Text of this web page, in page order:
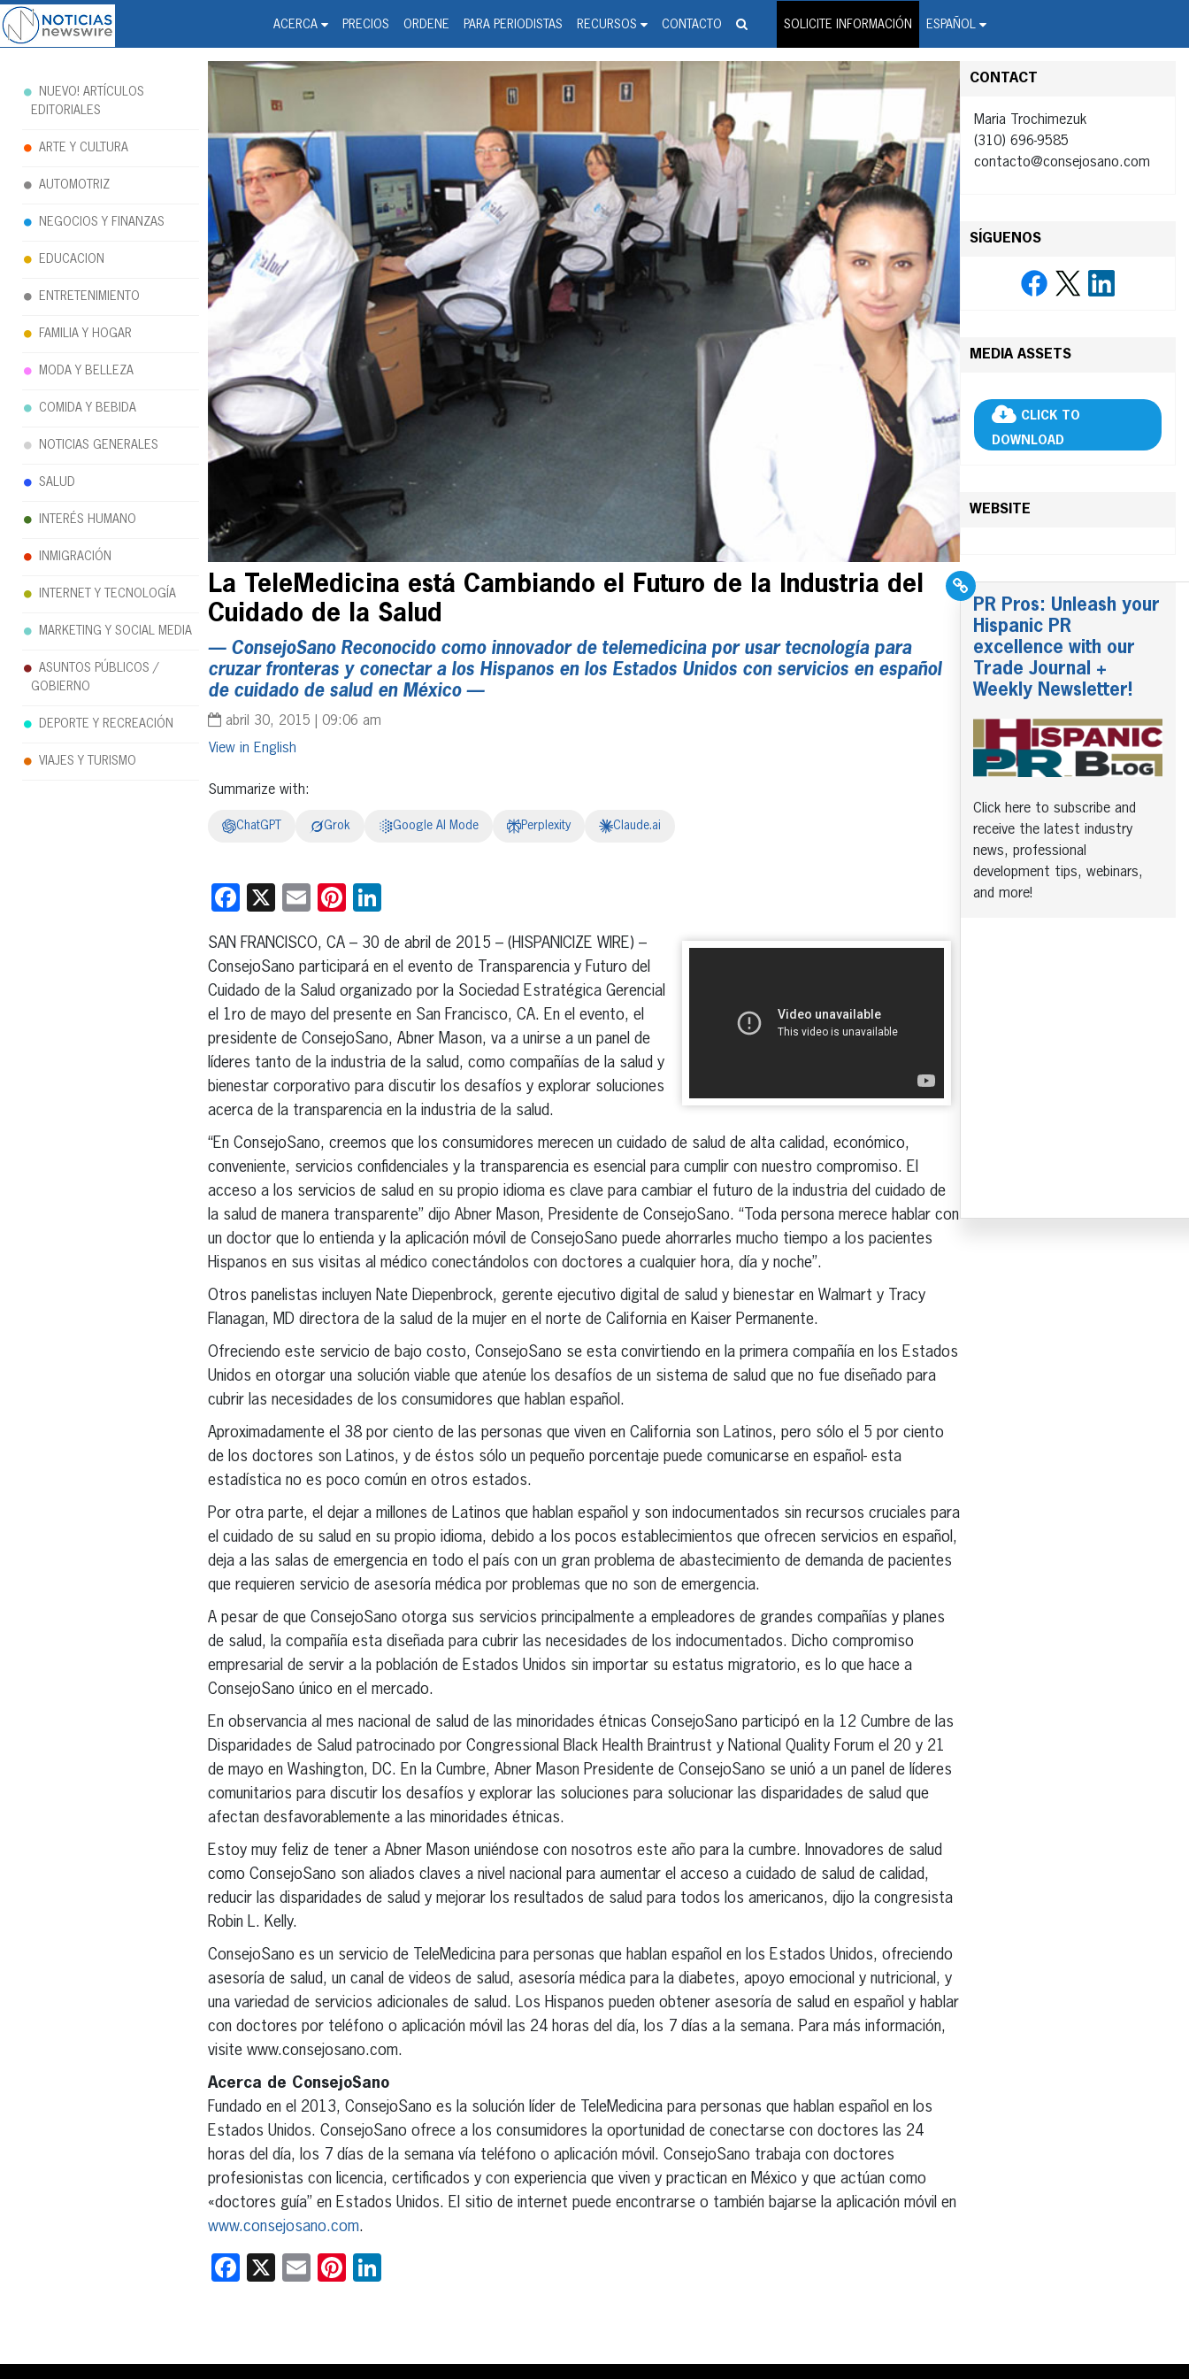
ACERCA PRECIOS ORDENE PARA PERIODISTAS RECURSOS CONTACTO SOLICITE INFORMACIÓN ESPAÑOL
Noticias Newswire - Hispanic Press Release Distribution Wire Service
La TeleMedicina está Cambiando el Futuro de la Industria del
Cuidado de la Salud
— ConsejoSano Reconocido como innovador de telemedicina por usar tecnología para
cruzar fronteras y conectar a los Hispanos en los Estados Unidos con servicios en español
de cuidado de salud en México —
abril 30, 2015 | 09:06 am
English
Summarize with:
ChatGPT Grok Google AI Mode Perplexity Claude.ai
Facebook
X EmailPinterest
SAN FRANCISCO, CA – 30 de abril de 2015 – (HISPANICIZE WIRE) –
ConsejoSano participará en el evento de Transparencia y Futuro del
Cuidado de la Salud organizado por la Sociedad Estratégica Gerencial
el 1ro de mayo del presente en San Francisco, CA. En el evento, el
presidente de ConsejoSano, Abner Mason, va a unirse a un panel de
líderes tanto de la industria de la salud, como compañías de la salud y
bienestar corporativo para discutir los desafíos y explorar soluciones
acerca de la transparencia en la industria de la salud.
“En ConsejoSano, creemos que los consumidores merecen un cuidado de salud de alta calidad, económico,
conveniente, servicios confidenciales y la transparencia es esencial para cumplir con nuestro compromiso. El
acceso a los servicios de salud en su propio idioma es clave para cambiar el futuro de la industria del cuidado de
la salud de manera transparente” dijo Abner Mason, Presidente de ConsejoSano. “Toda persona merece hablar con
un doctor que lo entienda y la aplicación móvil de ConsejoSano puede ahorrarles mucho tiempo a los pacientes
Hispanos en sus visitas al médico conectándolos con doctores a cualquier hora, día y noche”.
Otros panelistas incluyen Nate Diepenbrock, gerente ejecutivo digital de salud y bienestar en Walmart y Tracy
Flanagan, MD directora de la salud de la mujer en el norte de California en Kaiser Permanente.
Ofreciendo este servicio de bajo costo, ConsejoSano se esta convirtiendo en la primera compañía en los Estados
Unidos en otorgar una solución viable que atenúe los desafíos de un sistema de salud que no fue diseñado para
cubrir las necesidades de los consumidores que hablan español.
Aproximadamente el 38 por ciento de las personas que viven en California son Latinos, pero sólo el 5 por ciento
de los doctores son Latinos, y de éstos sólo un pequeño porcentaje puede comunicarse en español- esta
estadística no es poco común en otros estados.
Por otra parte, el dejar a millones de Latinos que hablan español y son indocumentados sin recursos cruciales para
el cuidado de su salud en su propio idioma, debido a los pocos establecimientos que ofrecen servicios en español,
deja a las salas de emergencia en todo el país con un gran problema de abastecimiento de demanda de pacientes
que requieren servicio de asesoría médica por problemas que no son de emergencia.
A pesar de que ConsejoSano otorga sus servicios principalmente a empleadores de grandes compañías y planes
de salud, la compañía esta diseñada para cubrir las necesidades de los indocumentados. Dicho compromiso
empresarial de servir a la población de Estados Unidos sin importar su estatus migratorio, es lo que hace a
ConsejoSano único en el mercado.
En observancia al mes nacional de salud de las minoridades étnicas ConsejoSano participó en la 12 Cumbre de las
Disparidades de Salud patrocinado por Congressional Black Health Braintrust y National Quality Forum el 20 y 21
de mayo en Washington, DC. En la Cumbre, Abner Mason Presidente de ConsejoSano se unió a un panel de líderes
comunitarios para discutir los desafíos y explorar las soluciones para solucionar las disparidades de salud que
afectan desfavorablemente a las minoridades étnicas.
Estoy muy feliz de tener a Abner Mason uniéndose con nosotros este año para la cumbre. Innovadores de salud
como ConsejoSano son aliados claves a nivel nacional para aumentar el acceso a cuidado de salud de calidad,
reducir las disparidades de salud y mejorar los resultados de salud para todos los americanos, dijo la congresista
Robin L. Kelly.
ConsejoSano es un servicio de TeleMedicina para personas que hablan español en los Estados Unidos, ofreciendo
asesoría de salud, un canal de videos de salud, asesoría médica para la diabetes, apoyo emocional y nutricional, y
una variedad de servicios adicionales de salud. Los Hispanos pueden obtener asesoría de salud en español y hablar
con doctores por teléfono o aplicación móvil las 24 horas del día, los 7 días a la semana. Para más información,
visite www.consejosano.com.
Acerca de ConsejoSano
Fundado en el 2013, ConsejoSano es la solución líder de TeleMedicina para personas que hablan español en los
Estados Unidos. ConsejoSano ofrece a los consumidores la oportunidad de conectarse con doctores las 24
horas del día, los 7 días de la semana vía teléfono o aplicación móvil. ConsejoSano trabaja con doctores
profesionistas con licencia, certificados y con experiencia que viven y practican en México y que actúan como
«doctores guía” en Estados Unidos. El sitio de internet puede encontrarse o también bajarse la aplicación móvil en
www.consejosano.com.
Facebook
X EmailPinterest
CONTACT
Maria Trochimezuk
(310) 696-9585
contacto@consejosano.com
SÍGUENOS
MEDIA ASSETS
CLICK TO
DOWNLOAD
WEBSITE
PR Pros: Unleash your
Hispanic PR
excellence with our
Trade Journal +
Weekly Newsletter!
Click here to subscribe and
receive the latest industry
news, professional
development tips, webinars,
and more!
NUEVO! ARTÍCULOS
EDITORIALES
ARTE Y CULTURA
AUTOMOTRIZ
NEGOCIOS Y FINANZAS
EDUCACION
ENTRETENIMIENTO
FAMILIA Y HOGAR
MODA Y BELLEZA
COMIDA Y BEBIDA
NOTICIAS GENERALES
SALUD
INTERÉS HUMANO
INMIGRACIÓN
INTERNET Y TECNOLOGÍA
MARKETING Y SOCIAL MEDIA
ASUNTOS PÚBLICOS /
GOBIERNO
DEPORTE Y RECREACIÓN
VIAJES Y TURISMO